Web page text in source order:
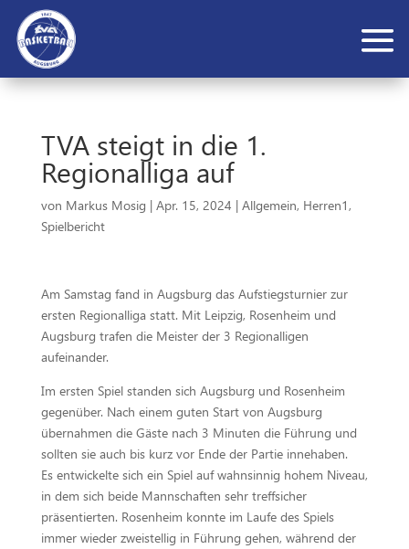
TVA steigt in die 1.
Regionalliga auf
von Markus Mosig | Apr. 15, 2024 | Allgemein, Herren1,
Spielbericht
Am Samstag fand in Augsburg das Aufstiegsturnier zur
ersten Regionalliga statt. Mit Leipzig, Rosenheim und
Augsburg trafen die Meister der 3 Regionalligen
aufeinander.
Im ersten Spiel standen sich Augsburg und Rosenheim
gegenüber. Nach einem guten Start von Augsburg
übernahmen die Gäste nach 3 Minuten die Führung und
sollten sie auch bis kurz vor Ende der Partie innehaben.
Es entwickelte sich ein Spiel auf wahnsinnig hohem Niveau,
in dem sich beide Mannschaften sehr treffsicher
präsentierten. Rosenheim konnte im Laufe des Spiels
immer wieder zweistellig in Führung gehen, während der